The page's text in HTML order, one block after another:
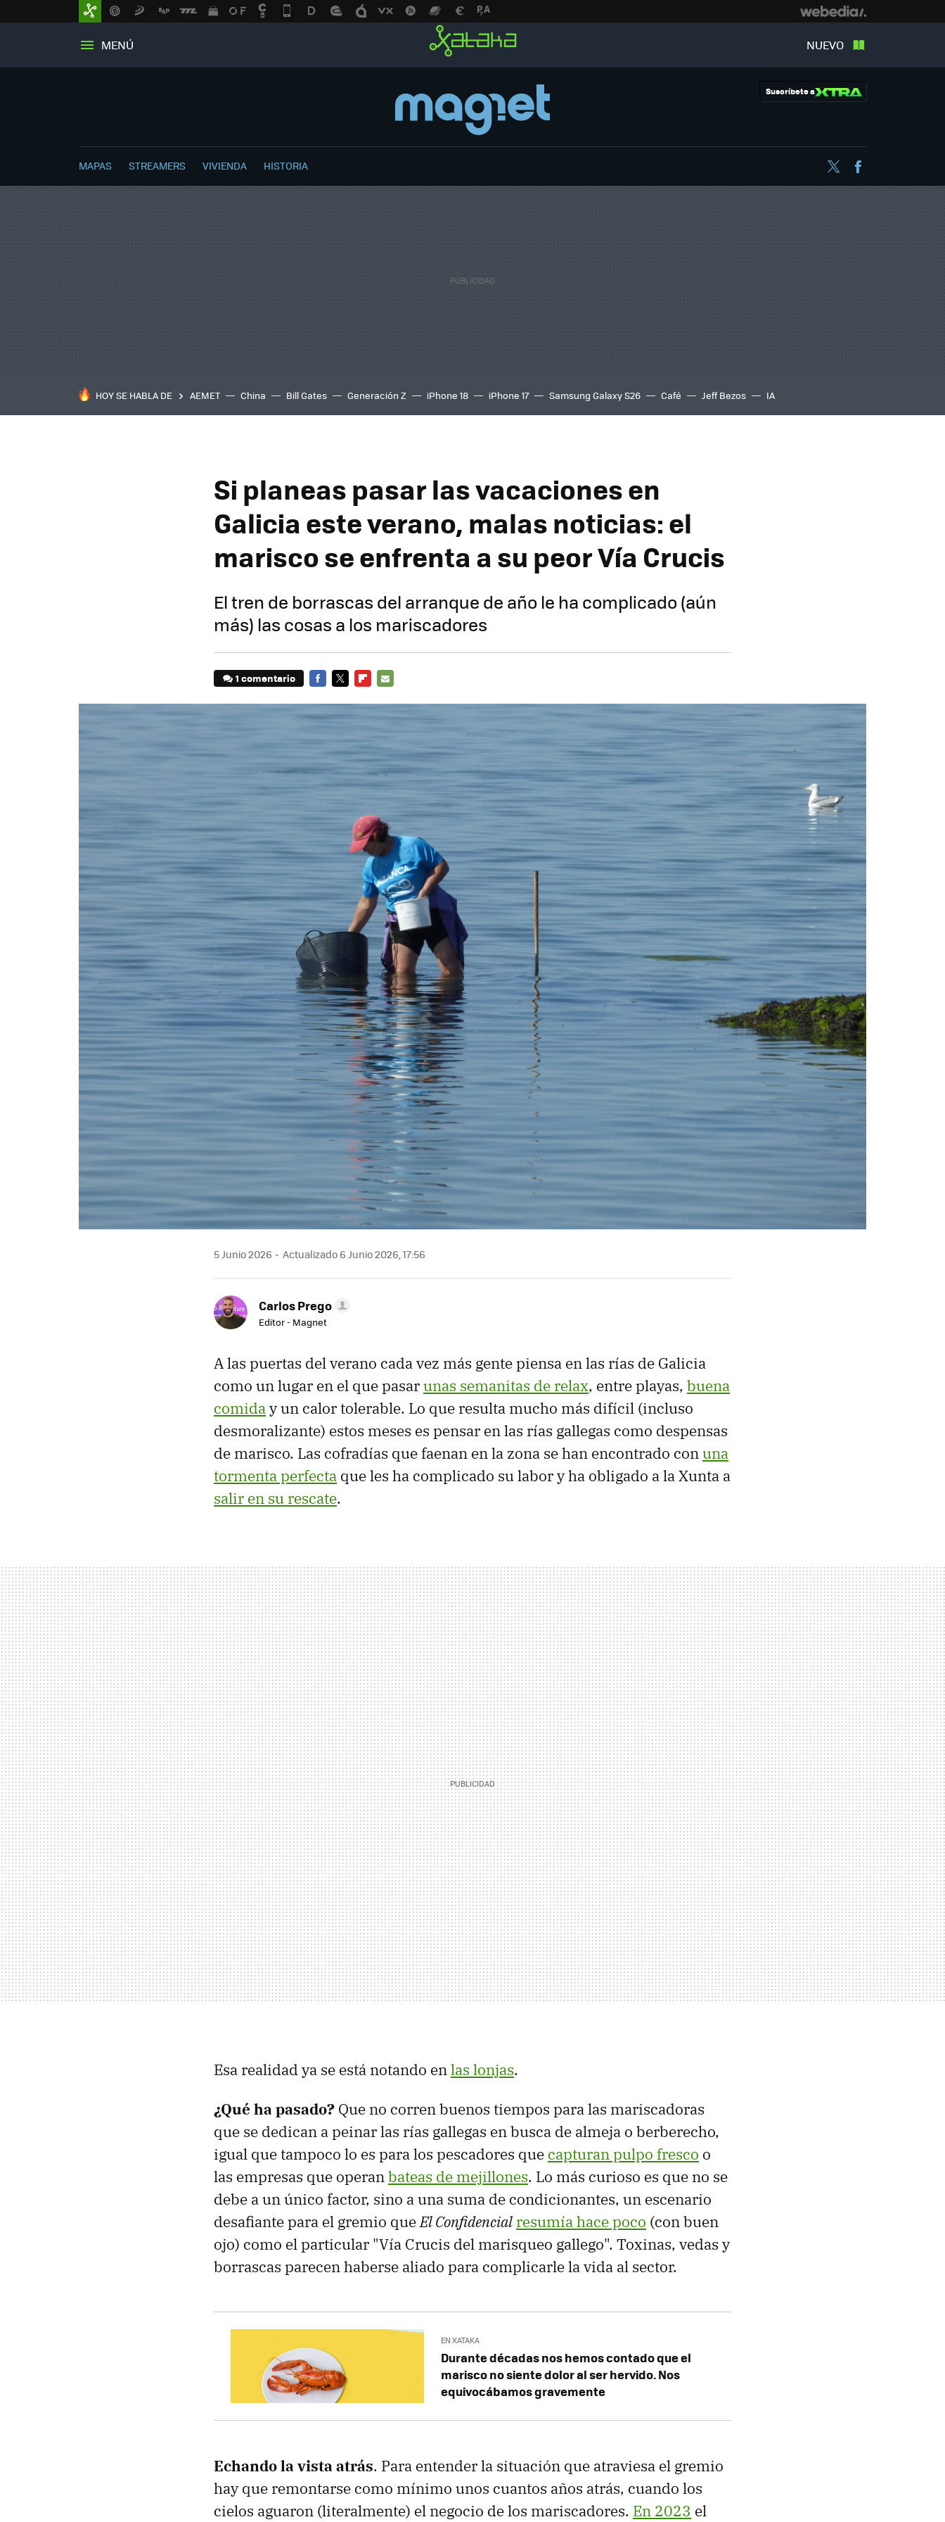
MENÚ NUEVO
Suscríbete a
MAPAS STREAMERS VIVIENDA HISTORIA Twitter
HOY SE HABLA DE AEMET China Bill Gates Generación Z iPhone 18 iPhone 17 Samsung Galaxy S26 Café Jeff Bezos IA
Si planeas pasar las vacaciones en
Galicia este verano, malas noticias: el
marisco se enfrenta a su peor Vía Crucis
El tren de borrascas del arranque de año le ha complicado (aún
más) las cosas a los mariscadores
1 comentario
5 Junio 2026 Actualizado 6 Junio 2026, 17:56
Carlos Prego
Editor - Magnet
A las puertas del verano cada vez más gente piensa en las rías de Galicia
como un lugar en el que pasarunas semanitas de relax, entre playas, buena
comiday un calor tolerable. Lo que resulta mucho más difícil (incluso
desmoralizante) estos meses es pensar en las rías gallegas como despensas
de marisco. Las cofradías que faenan en la zona se han encontrado conuna
tormenta perfecta que les ha complicado su labor y ha obligado a la Xunta a
salir en su rescate.
Esa realidad ya se está notando enlas lonjas.
¿Qué ha pasado? Que no corren buenos tiempos para las mariscadoras
que se dedican a peinar las rías gallegas en busca de almeja o berberecho,
igual que tampoco lo es para los pescadores que capturan pulpo fresco o
las empresas que operanbateas de mejillones. Lo más curioso es que no se
debe a un único factor, sino a una suma de condicionantes, un escenario
desafiante para el gremio queEl Confidencial resumía hace poco (con buen
ojo) como el particular "Vía Crucis del marisqueo gallego". Toxinas, vedas y
borrascas parecen haberse aliado para complicarle la vida al sector.
EN XATAKA
Durante décadas nos hemos contado que el
marisco no siente dolor al ser hervido. Nos
equivocábamos gravemente
Echando la vista atrás. Para entender la situación que atraviesa el gremio
hay que remontarse como mínimo unos cuantos años atrás, cuando los
cielos aguaron (literalmente) el negocio de los mariscadores. En 2023 el